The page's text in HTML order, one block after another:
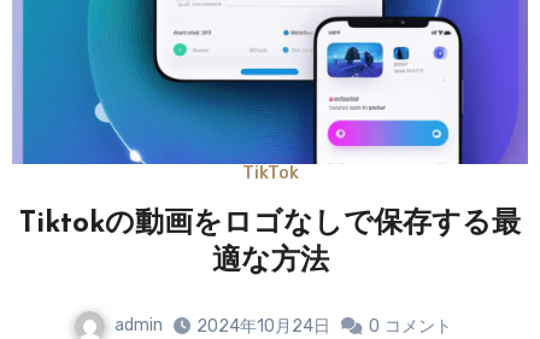
TikTok
Tiktokの動画をロゴなしで保存する最
適な方法
admin 2024年10月24日 0 コメント